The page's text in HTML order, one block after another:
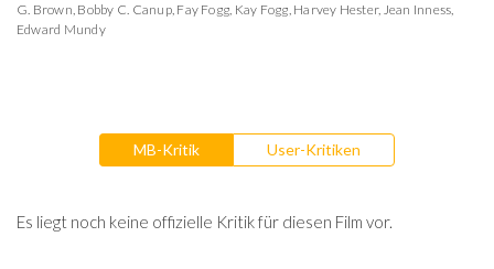
G. Brown, Bobby C. Canup, Fay Fogg, Kay Fogg, Harvey Hester, Jean Inness,
Edward Mundy
MB-Kritik User-Kritiken
Es liegt noch keine offizielle Kritik für diesen Film vor.